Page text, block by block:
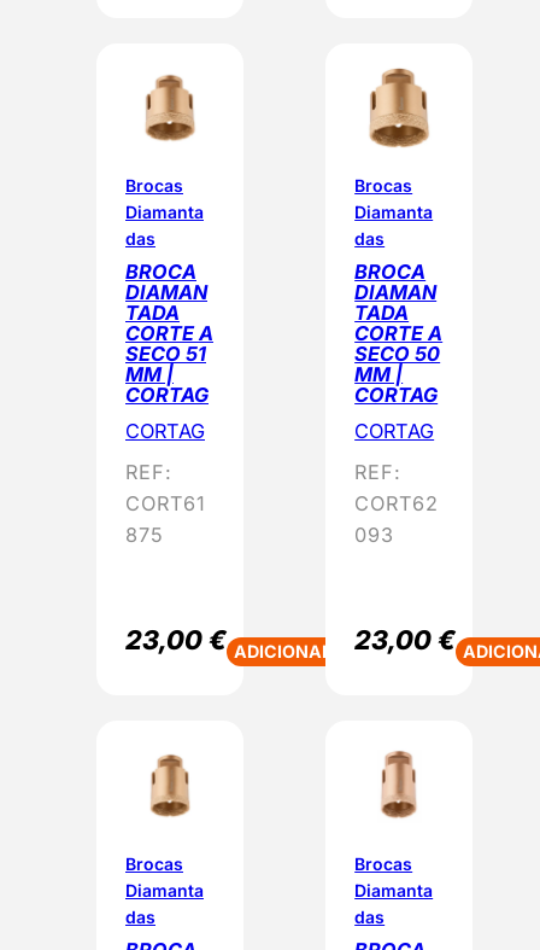
Brocas
Diamanta
das
BROCA
DIAMAN
TADA
CORTE A
SECO 51
MM |
CORTAG
CORTAG
REF:
CORT61
875
23,00€ ADICIONAR
Brocas
Diamanta
das
BROCA
DIAMAN
TADA
CORTE A
SECO 50
MM |
CORTAG
CORTAG
REF:
CORT62
093
23,00€
Brocas
Diamanta
das
Brocas
Diamanta
das